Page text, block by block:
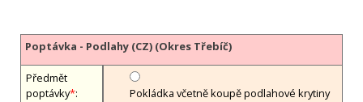
Poptávka - Podlahy (CZ) (Okres Třebíč)
Předmět
poptávky*: Pokládka včetně koupě podlahové krytiny